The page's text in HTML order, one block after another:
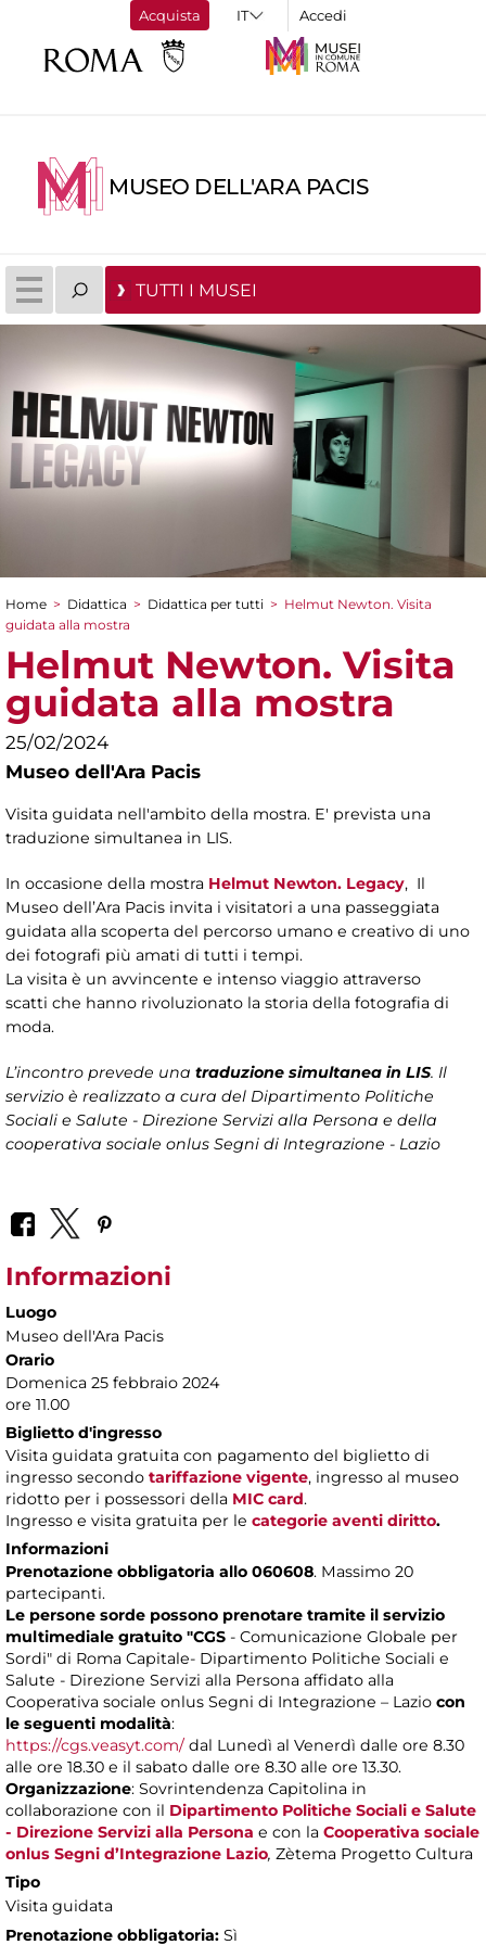
Acquista Accedi
MUSEO DELL'ARA PACIS
TUTTI I MUSEI
Tu sei qui
Home > Didattica > Didattica per tutti > Helmut Newton. Visita
guidata alla mostra
Helmut Newton. Visita
guidata alla mostra
25/02/2024
Museo dell'Ara Pacis
Visita guidata nell'ambito della mostra. E' prevista una
traduzione simultanea in LIS.
In occasione della mostra Helmut Newton. Legacy, Il
Museo dell’Ara Pacis invita i visitatori a una passeggiata
guidata alla scoperta del percorso umano e creativo di uno
dei fotografi più amati di tutti i tempi.
La visita è un avvincente e intenso viaggio attraverso
scatti che hanno rivoluzionato la storia della fotografia di
moda.
L’incontro prevede una traduzione simultanea in LIS. Il
servizio è realizzato a cura del Dipartimento Politiche
Sociali e Salute - Direzione Servizi alla Persona e della
cooperativa sociale onlus Segni di Integrazione - Lazio
Informazioni
Luogo
Museo dell'Ara Pacis
Orario
Domenica 25 febbraio 2024
ore 11.00
Biglietto d'ingresso
Visita guidata gratuita con pagamento del biglietto di
ingresso secondo tariffazione vigente, ingresso al museo
ridotto per i possessori della MIC card.
Ingresso e visita gratuita per le categorie aventi diritto.
Informazioni
Prenotazione obbligatoria allo 060608. Massimo 20
partecipanti.
Le persone sorde possono prenotare tramite il servizio
multimediale gratuito "CGS - Comunicazione Globale per
Sordi" di Roma Capitale- Dipartimento Politiche Sociali e
Salute - Direzione Servizi alla Persona affidato alla
Cooperativa sociale onlus Segni di Integrazione – Lazio con
le seguenti modalità:
https://cgs.veasyt.com/dal Lunedì al Venerdì dalle ore 8.30
alle ore 18.30 e il sabato dalle ore 8.30 alle ore 13.30.
Organizzazione: Sovrintendenza Capitolina in
collaborazione con il Dipartimento Politiche Sociali e Salute
- Direzione Servizi alla Persona e con la Cooperativa sociale
onlus Segni d’Integrazione Lazio, Zètema Progetto Cultura
Tipo
Visita guidata
Prenotazione obbligatoria: Sì